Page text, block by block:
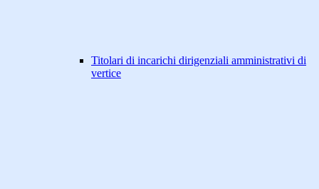
Titolari di incarichi dirigenziali amministrativi di
vertice